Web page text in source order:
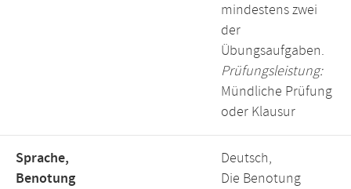
mindestens zwei
der
Übungsaufgaben.
Prüfungsleistung:
Mündliche Prüfung
oder Klausur
Sprache,
Benotung
Deutsch,
Die Benotung